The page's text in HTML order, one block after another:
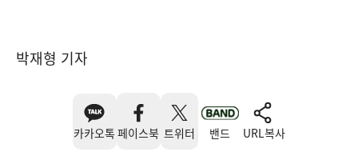
박재형 기자
카카오톡 페이스북 트위터 밴드 URL복사